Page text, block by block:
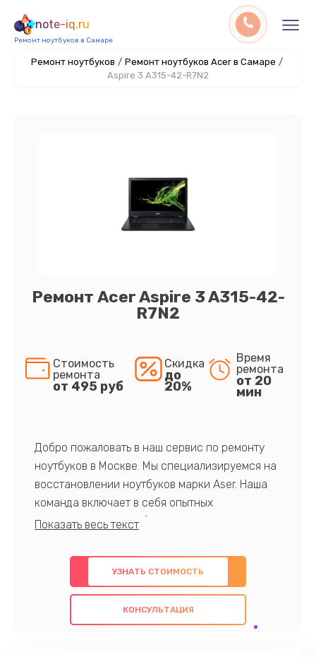
note-iq.ru
Ремонт ноутбуков в Самаре
Ремонт ноутбуков / Ремонт ноутбуков Acer в Самаре /
Aspire 3 A315-42-R7N2
Ремонт Acer Aspire 3 A315-42-
R7N2
Стоимость
ремонта
от 495 руб
Скидка
до
20%
Время
ремонта
от 20
мин
Добро пожаловать в наш сервис по ремонту
ноутбуков в Москве. Мы специализируемся на
восстановлении ноутбуков марки Aser. Наша
команда включает в себя опытных
профессионалов с обширными знаниями и
предлагаем быстрый и качественный ремонт с
использованием оригинальных компонентов, а
также гарантируем качество всех
проведенных работ. Наша цель - предоставить
УЗНАТЬ СТОИМОСТЬ
КОНСУЛЬТАЦИЯ